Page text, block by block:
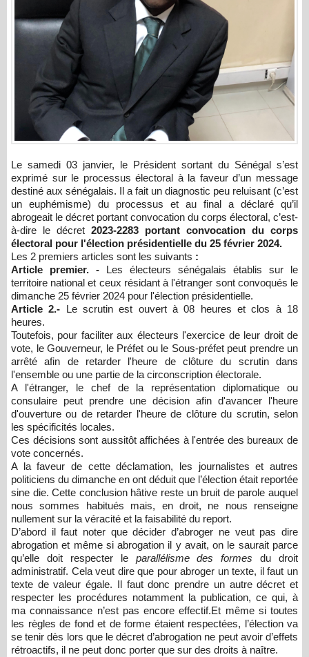
Le samedi 03 janvier, le Président sortant du Sénégal s’est
exprimé sur le processus électoral à la faveur d’un message
destiné aux sénégalais. Il a fait un diagnostic peu reluisant (c’est
un euphémisme) du processus et au final a déclaré qu’il
abrogeait le décret portant convocation du corps électoral, c’est-
à-dire le décret 2023-2283 portant convocation du corps
électoral pour l'élection présidentielle du 25 février 2024.
Les 2 premiers articles sont les suivants :
Article premier. - Les électeurs sénégalais établis sur le
territoire national et ceux résidant à l'étranger sont convoqués le
dimanche 25 février 2024 pour l'élection présidentielle.
Article 2.- Le scrutin est ouvert à 08 heures et clos à 18
heures.
Toutefois, pour faciliter aux électeurs l'exercice de leur droit de
vote, le Gouverneur, le Préfet ou le Sous-préfet peut prendre un
arrêté afin de retarder l'heure de clôture du scrutin dans
l'ensemble ou une partie de la circonscription électorale.
A l'étranger, le chef de la représentation diplomatique ou
consulaire peut prendre une décision afin d'avancer l'heure
d'ouverture ou de retarder l'heure de clôture du scrutin, selon
les spécificités locales.
Ces décisions sont aussitôt affichées à l'entrée des bureaux de
vote concernés.
A la faveur de cette déclamation, les journalistes et autres
politiciens du dimanche en ont déduit que l’élection était reportée
sine die. Cette conclusion hâtive reste un bruit de parole auquel
nous sommes habitués mais, en droit, ne nous renseigne
nullement sur la véracité et la faisabilité du report.
D’abord il faut noter que décider d’abroger ne veut pas dire
abrogation et même si abrogation il y avait, on le saurait parce
qu’elle doit respecter le parallélisme des formes du droit
administratif. Cela veut dire que pour abroger un texte, il faut un
texte de valeur égale. Il faut donc prendre un autre décret et
respecter les procédures notamment la publication, ce qui, à
ma connaissance n’est pas encore effectif.Et même si toutes
les règles de fond et de forme étaient respectées, l’élection va
se tenir dès lors que le décret d’abrogation ne peut avoir d’effets
rétroactifs, il ne peut donc porter que sur des droits à naître.